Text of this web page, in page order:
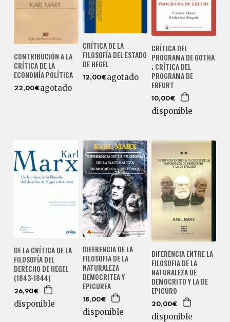
CONTRIBUCIÓN A LA
CRÍTICA DE LA
ECONOMÍA POLÍTICA
22,00€agotado
CRÍTICA DE LA
FILOSOFÍA DEL ESTADO
DE HEGEL
12,00€agotado
CRÍTICA DEL
PROGRAMA DE GOTHA
; CRÍTICA DEL
PROGRAMA DE
ERFURT
10,00€
disponible
DE LA CRÍTICA DE LA
FILOSOFÍA DEL
DERECHO DE HEGEL
(1843-1844)
26,90€
disponible
DIFERENCIA DE LA
FILOSOFIA DE LA
NATURALEZA
DEMOCRITEA Y
EPICUREA
18,00€
disponible
DIFERENCIA ENTRE LA
FILOSOFIA DE LA
NATURALEZA DE
DEMOCRITO Y LA DE
EPICURO
20,00€
disponible